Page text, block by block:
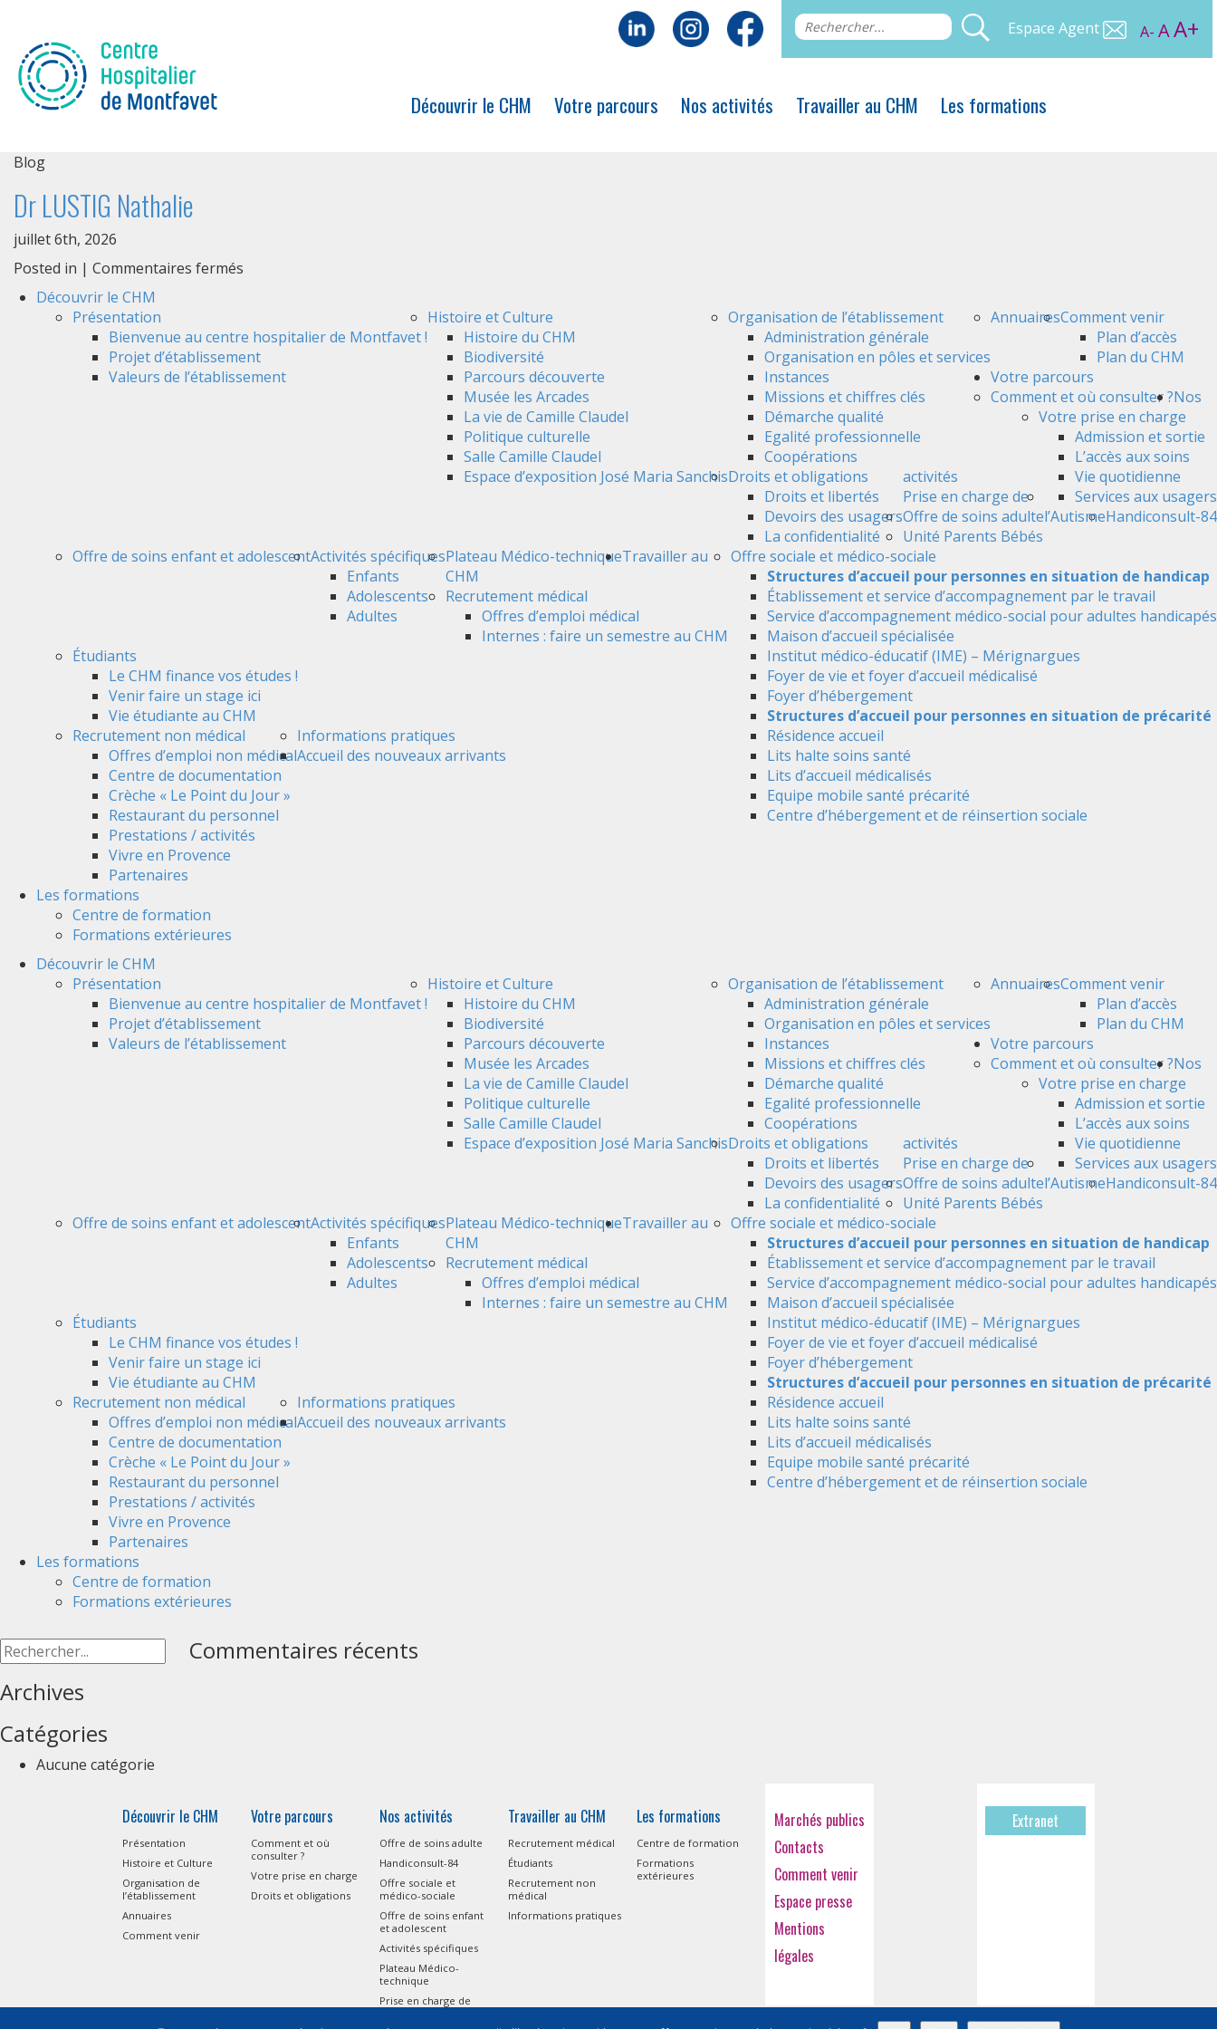
Espace Agent A- AA+
Découvrir le CHM Votre parcours Nos activités Travailler au CHM Les formations
Blog
Dr LUSTIG Nathalie
juillet 6th, 2026
Posted in | Commentaires fermés
Nathalie
Découvrir le CHM
Présentation
Bienvenue au centre hospitalier de Montfavet !
Projet d’établissement
Valeurs de l’établissement
Histoire et Culture
Histoire du CHM
Biodiversité
Parcours découverte
Musée les Arcades
La vie de Camille Claudel
Politique culturelle
Salle Camille Claudel
Espace d’exposition José Maria Sanchis
Organisation de l’établissement
Administration générale
Organisation en pôles et services
Instances
Missions et chiffres clés
Démarche qualité
Egalité professionnelle
Coopérations
AnnuairesComment venir
Plan d’accès
Plan du CHM
Votre parcours
Comment et où consulter ?
Votre prise en charge
Admission et sortie
L’accès aux soins
Vie quotidienne
Services aux usagers
Droits et obligations
Droits et libertés
Devoirs des usagers
La confidentialité
Nos
activités
Offre de soins adulte
Handiconsult-84
Offre sociale et médico-sociale
Structures d’accueil pour personnes en situation de handicap
Établissement et service d’accompagnement par le travail
Service d’accompagnement médico-social pour adultes handicapés
Maison d’accueil spécialisée
Institut médico-éducatif (IME) – Mérignargues
Foyer de vie et foyer d’accueil médicalisé
Foyer d’hébergement
Structures d’accueil pour personnes en situation de précarité
Résidence accueil
Lits halte soins santé
Lits d’accueil médicalisés
Equipe mobile santé précarité
Centre d’hébergement et de réinsertion sociale
Offre de soins enfant et adolescentActivités spécifiques
Enfants
Adolescents
Adultes
Plateau Médico-technique
Prise en charge de
l’Autisme
Unité Parents Bébés
Travailler au
CHM
Recrutement médical
Offres d’emploi médical
Internes : faire un semestre au CHM
Étudiants
Le CHM finance vos études !
Venir faire un stage ici
Vie étudiante au CHM
Recrutement non médical
Offres d’emploi non médical
Informations pratiques
Accueil des nouveaux arrivants
Centre de documentation
Crèche « Le Point du Jour »
Restaurant du personnel
Prestations / activités
Vivre en Provence
Partenaires
Les formations
Centre de formation
Formations extérieures
Découvrir le CHM
Présentation
Bienvenue au centre hospitalier de Montfavet !
Projet d’établissement
Valeurs de l’établissement
Histoire et Culture
Histoire du CHM
Biodiversité
Parcours découverte
Musée les Arcades
La vie de Camille Claudel
Politique culturelle
Salle Camille Claudel
Espace d’exposition José Maria Sanchis
Organisation de l’établissement
Administration générale
Organisation en pôles et services
Instances
Missions et chiffres clés
Démarche qualité
Egalité professionnelle
Coopérations
AnnuairesComment venir
Plan d’accès
Plan du CHM
Votre parcours
Comment et où consulter ?
Votre prise en charge
Admission et sortie
L’accès aux soins
Vie quotidienne
Services aux usagers
Droits et obligations
Droits et libertés
Devoirs des usagers
La confidentialité
Nos
activités
Offre de soins adulte
Handiconsult-84
Offre sociale et médico-sociale
Structures d’accueil pour personnes en situation de handicap
Établissement et service d’accompagnement par le travail
Service d’accompagnement médico-social pour adultes handicapés
Maison d’accueil spécialisée
Institut médico-éducatif (IME) – Mérignargues
Foyer de vie et foyer d’accueil médicalisé
Foyer d’hébergement
Structures d’accueil pour personnes en situation de précarité
Résidence accueil
Lits halte soins santé
Lits d’accueil médicalisés
Equipe mobile santé précarité
Centre d’hébergement et de réinsertion sociale
Offre de soins enfant et adolescentActivités spécifiques
Enfants
Adolescents
Adultes
Plateau Médico-technique
Prise en charge de
l’Autisme
Unité Parents Bébés
Travailler au
CHM
Recrutement médical
Offres d’emploi médical
Internes : faire un semestre au CHM
Étudiants
Le CHM finance vos études !
Venir faire un stage ici
Vie étudiante au CHM
Recrutement non médical
Offres d’emploi non médical
Informations pratiques
Accueil des nouveaux arrivants
Centre de documentation
Crèche « Le Point du Jour »
Restaurant du personnel
Prestations / activités
Vivre en Provence
Partenaires
Les formations
Centre de formation
Formations extérieures
Commentaires récents
Archives
Catégories
Aucune catégorie
Découvrir le CHM
Présentation
Histoire et Culture
Organisation de
l’établissement
Annuaires
Comment venir
Votre parcours
Comment et où
consulter ?
Votre prise en charge
Droits et obligations
Nos activités
Offre de soins adulte
Handiconsult-84
Offre sociale et
médico-sociale
Offre de soins enfant
et adolescent
Activités spécifiques
Plateau Médico-
technique
Prise en charge de
Travailler au CHM
Recrutement médical
Étudiants
Recrutement non
médical
Informations pratiques
Les formations
Centre de formation
Formations
extérieures
Marchés publics
Contacts
Comment venir
Espace presse
Mentions
légales
Extranet